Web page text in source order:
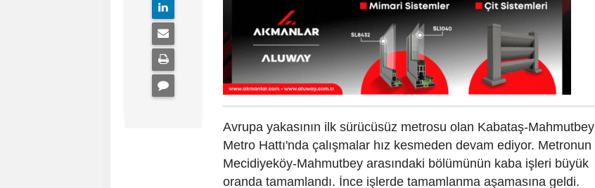
Avrupa yakasının ilk sürücüsüz metrosu olan Kabataş-Mahmutbey
Metro Hattı'nda çalışmalar hız kesmeden devam ediyor. Metronun
Mecidiyeköy-Mahmutbey arasındaki bölümünün kaba işleri büyük
oranda tamamlandı. İnce işlerde tamamlanma aşamasına geldi.